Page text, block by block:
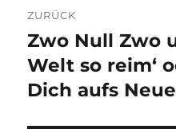
ZURÜCK
Vorheriger
Beitrag:
Zwo Null Zwo
Welt so reim‘
Dich aufs